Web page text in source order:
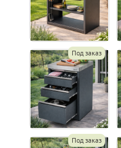
Под заказ
Под заказ